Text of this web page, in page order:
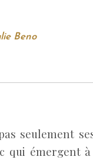
Beno
seulement
qui émergent à